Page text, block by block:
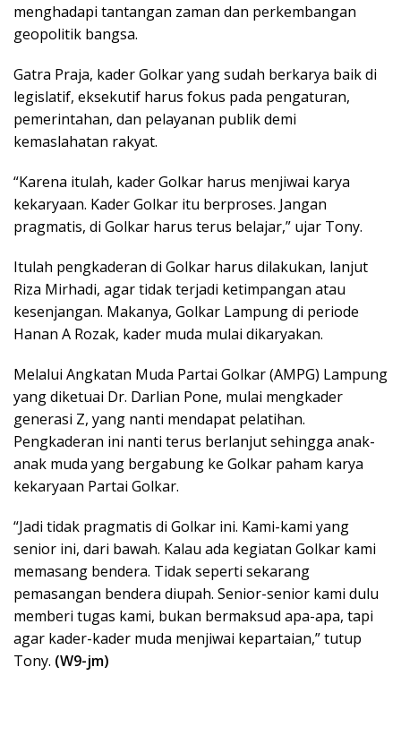
menghadapi tantangan zaman dan perkembangan
geopolitik bangsa.
Gatra Praja, kader Golkar yang sudah berkarya baik di
legislatif, eksekutif harus fokus pada pengaturan,
pemerintahan, dan pelayanan publik demi
kemaslahatan rakyat.
“Karena itulah, kader Golkar harus menjiwai karya
kekaryaan. Kader Golkar itu berproses. Jangan
pragmatis, di Golkar harus terus belajar,” ujar Tony.
Itulah pengkaderan di Golkar harus dilakukan, lanjut
Riza Mirhadi, agar tidak terjadi ketimpangan atau
kesenjangan. Makanya, Golkar Lampung di periode
Hanan A Rozak, kader muda mulai dikaryakan.
Melalui Angkatan Muda Partai Golkar (AMPG) Lampung
yang diketuai Dr. Darlian Pone, mulai mengkader
generasi Z, yang nanti mendapat pelatihan.
Pengkaderan ini nanti terus berlanjut sehingga anak-
anak muda yang bergabung ke Golkar paham karya
kekaryaan Partai Golkar.
“Jadi tidak pragmatis di Golkar ini. Kami-kami yang
senior ini, dari bawah. Kalau ada kegiatan Golkar kami
memasang bendera. Tidak seperti sekarang
pemasangan bendera diupah. Senior-senior kami dulu
memberi tugas kami, bukan bermaksud apa-apa, tapi
agar kader-kader muda menjiwai kepartaian,” tutup
Tony. (W9-jm)